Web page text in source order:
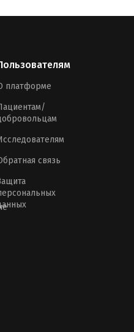
платформе
связь